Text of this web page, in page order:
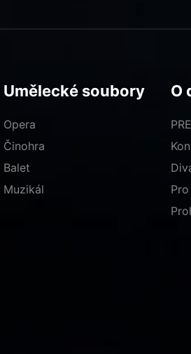
Umělecké soubory
Opera
Činohra
Balet
Muzikál
O